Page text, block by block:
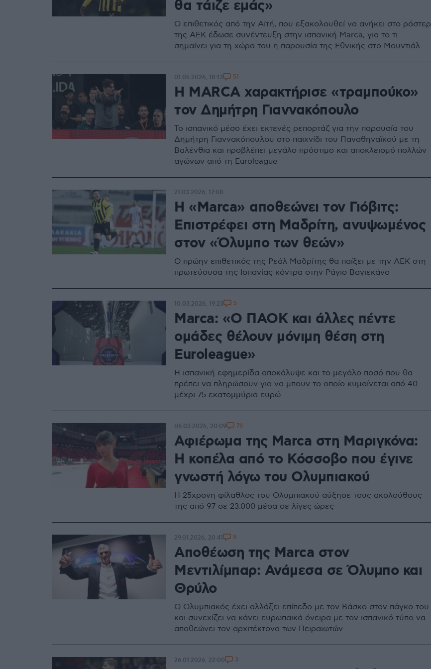
θα τάιζε εμάς»
Ο επιθετικός από την Αϊτή, που εξακολουθεί να ανήκει στο ρόστερ
της ΑΕΚ έδωσε συνέντευξη στην ισπανική Marca, για το τι
σημαίνει για τη χώρα του η παρουσία της Εθνικής στο Μουντιάλ
Η MARCA χαρακτήρισε «τραμπούκο»
τον Δημήτρη Γιαννακόπουλο
Το ισπανικό μέσο έχει εκτενές ρεπορτάζ για την παρουσία του
Δημήτρη Γιαννακόπουλου στο παιχνίδι του Παναθηναϊκού με τη
Βαλένθια και προβλέπει μεγάλο πρόστιμο και αποκλεισμό πολλών
αγώνων από τη Euroleague
01.05.2026, 18:13 51
H «Marca» αποθεώνει τον Γιόβιτς:
Επιστρέφει στη Μαδρίτη, ανυψωμένος
στον «Όλυμπο των θεών»
Ο πρώην επιθετικός της Ρεάλ Μαδρίτης θα παίξει με την ΑΕΚ στη
πρωτεύουσα της Ισπανίας κόντρα στην Ράγιο Βαγιεκάνο
21.03.2026, 17:08
Marca: «Ο ΠΑΟΚ και άλλες πέντε
ομάδες θέλουν μόνιμη θέση στη
Euroleague»
Η ισπανική εφημερίδα αποκάλυψε και το μεγάλο ποσό που θα
πρέπει να πληρώσουν για να μπουν το οποίο κυμαίνεται από 40
μέχρι 75 εκατομμύρια ευρώ
10.03.2026, 19:23 5
Αφιέρωμα της Marca στη Μαριγκόνα:
Η κοπέλα από το Κόσσοβο που έγινε
γνωστή λόγω του Ολυμπιακού
Η 25χρονη φίλαθλος του Ολυμπιακού αύξησε τους ακολούθους
της από 97 σε 23.000 μέσα σε λίγες ώρες
06.03.2026, 20:09 76
Αποθέωση της Μarca στον
Μεντιλίμπαρ: Ανάμεσα σε Όλυμπο και
Θρύλο
Ο Ολυμπιακός έχει αλλάξει επίπεδο με τον Βάσκο στον πάγκο του
και συνεχίζει να κάνει ευρωπαϊκά όνειρα με τον ισπανικό τύπο να
αποθεώνει τον αρχιτέκτονα των Πειραιωτών
29.01.2026, 20:41 9
26.01.2026, 22:00 3